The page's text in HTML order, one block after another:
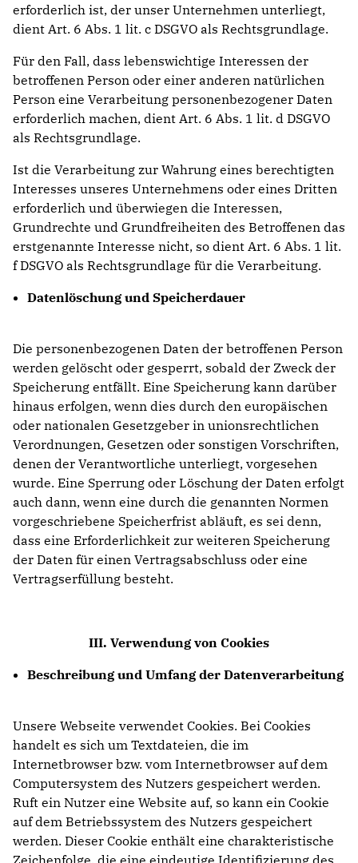
erforderlich ist, der unser Unternehmen unterliegt,
dient Art. 6 Abs. 1 lit. c DSGVO als Rechtsgrundlage.
Für den Fall, dass lebenswichtige Interessen der
betroffenen Person oder einer anderen natürlichen
Person eine Verarbeitung personenbezogener Daten
erforderlich machen, dient Art. 6 Abs. 1 lit. d DSGVO
als Rechtsgrundlage.
Ist die Verarbeitung zur Wahrung eines berechtigten
Interesses unseres Unternehmens oder eines Dritten
erforderlich und überwiegen die Interessen,
Grundrechte und Grundfreiheiten des Betroffenen das
erstgenannte Interesse nicht, so dient Art. 6 Abs. 1 lit.
f DSGVO als Rechtsgrundlage für die Verarbeitung.
Datenlöschung und Speicherdauer
Die personenbezogenen Daten der betroffenen Person
werden gelöscht oder gesperrt, sobald der Zweck der
Speicherung entfällt. Eine Speicherung kann darüber
hinaus erfolgen, wenn dies durch den europäischen
oder nationalen Gesetzgeber in unionsrechtlichen
Verordnungen, Gesetzen oder sonstigen Vorschriften,
denen der Verantwortliche unterliegt, vorgesehen
wurde. Eine Sperrung oder Löschung der Daten erfolgt
auch dann, wenn eine durch die genannten Normen
vorgeschriebene Speicherfrist abläuft, es sei denn,
dass eine Erforderlichkeit zur weiteren Speicherung
der Daten für einen Vertragsabschluss oder eine
Vertragserfüllung besteht.
III. Verwendung von Cookies
Beschreibung und Umfang der Datenverarbeitung
Unsere Webseite verwendet Cookies. Bei Cookies
handelt es sich um Textdateien, die im
Internetbrowser bzw. vom Internetbrowser auf dem
Computersystem des Nutzers gespeichert werden.
Ruft ein Nutzer eine Website auf, so kann ein Cookie
auf dem Betriebssystem des Nutzers gespeichert
werden. Dieser Cookie enthält eine charakteristische
Zeichenfolge, die eine eindeutige Identifizierung des